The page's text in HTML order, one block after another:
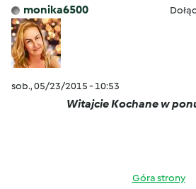
monika6500
sob., 05/23/2015 - 10:53
Witajcie Kochane w
Góra strony